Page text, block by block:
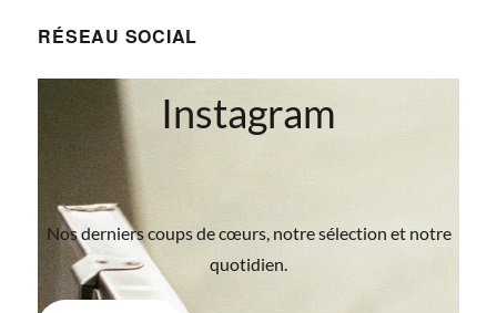
RÉSEAU SOCIAL
Instagram
Nos derniers coups de cœurs, notre sélection et notre
quotidien.